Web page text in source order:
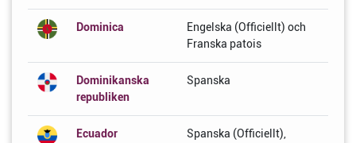
Dominica
Engelska (Officiellt) och
Franska patois
Dominikanska
republiken
Spanska
Ecuador
Spanska (Officiellt),